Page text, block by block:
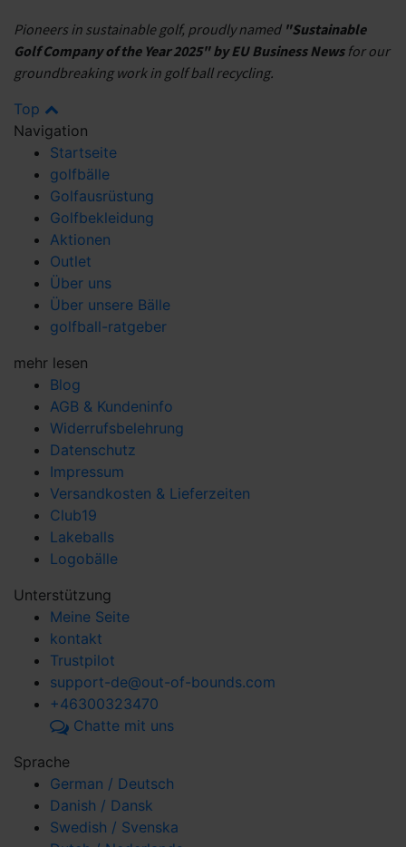
Pioneers in sustainable golf, proudly named "Sustainable
Golf Company of the Year 2025" by EU Business Newsfor our
groundbreaking work in golf ball recycling.
Top
Navigation
Startseite
golfbälle
Golfausrüstung
Golfbekleidung
Aktionen
Outlet
Über uns
Über unsere Bälle
golfball-ratgeber
mehr lesen
Blog
AGB & Kundeninfo
Widerrufsbelehrung
Datenschutz
Impressum
Versandkosten & Lieferzeiten
Club19
Lakeballs
Logobälle
Unterstützung
Meine Seite
kontakt
Trustpilot
support-de@out-of-bounds.com
+46300323470
Chatte mit uns
Sprache
German / Deutsch
Danish / Dansk
Swedish / Svenska